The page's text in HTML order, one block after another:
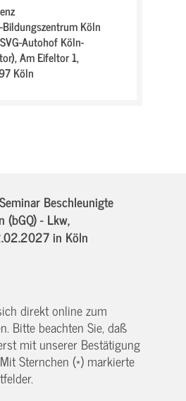
Bildungszentrum Köln
Autohof Köln-
Am Eifeltor 1,
Köln
Beschleunigte
(bGQ) - Lkw,
in Köln
direkt online zum
Bitte beachten Sie, daß
mit unserer Bestätigung
Sternchen (*) markierte